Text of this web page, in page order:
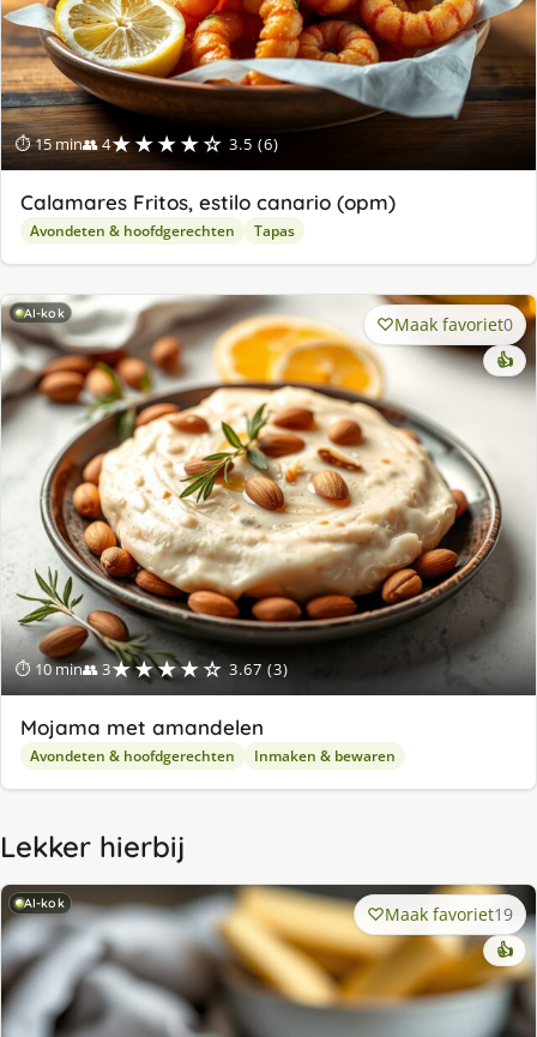
⏱ 15 min👥 4★★★★☆ 3.5 (6)
Calamares Fritos, estilo canario (opm)
Avondeten & hoofdgerechten Tapas
AI-kok
⏱ 10 min👥 3★★★★☆ 3.67 (3)
Maak favoriet0
👍
Mojama met amandelen
Avondeten & hoofdgerechten Inmaken & bewaren
Lekker hierbij
AI-kok Maak favoriet19
👍